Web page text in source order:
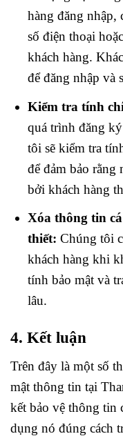
hàng đăng nhập,
số điện thoại
khách hàng.
để đăng nhập và
Kiểm tra tính
quá trình đăng
tôi sẽ kiểm tra
để đảm bảo
bởi khách hàng
Xóa thông tin
thiết: Chúng tôi
khách hàng khi
tính bảo mật và
lâu.
4. Kết luận
Trên đây là một số
mật thông tin tại
kết bảo vệ thông tin
dụng nó đúng cách